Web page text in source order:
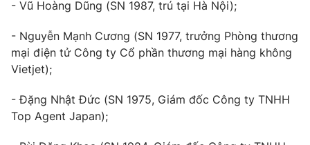
® Cấm sao chép dưới mọi hình thức nếu không có sự chấp
thuận bằng văn bản. Ghi rõ nguồn VTV.vn khi phát hành lại
thông tin từ website này.
- Vũ Hoàng Dũng (SN 1987, trú tại Hà Nội);
- Nguyễn Mạnh Cương (SN 1977, trưởng Phòng thương
mại điện tử Công ty Cổ phần thương mại hàng không
Vietjet);
- Đặng Nhật Đức (SN 1975, Giám đốc Công ty TNHH
Top Agent Japan);